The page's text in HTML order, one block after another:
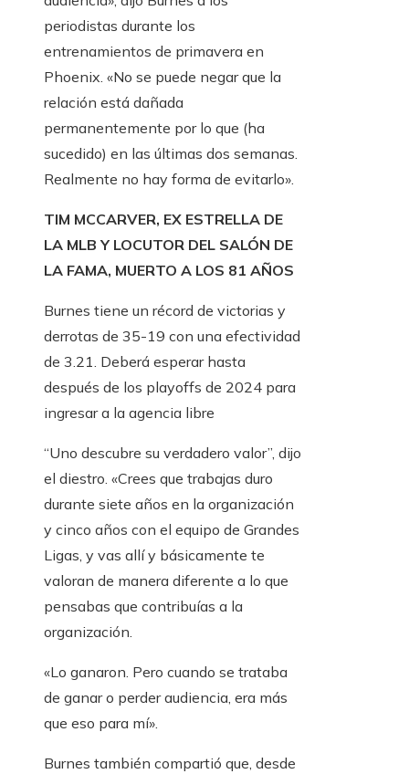
periodistas durante los
entrenamientos de primavera en
Phoenix. «No se puede negar que la
relación está dañada
permanentemente por lo que (ha
sucedido) en las últimas dos semanas.
Realmente no hay forma de evitarlo».
TIM MCCARVER, EX ESTRELLA DE
LA MLB Y LOCUTOR DEL SALÓN DE
LA FAMA, MUERTO A LOS 81 AÑOS
Burnes tiene un récord de victorias y
derrotas de 35-19 con una efectividad
de 3.21. Deberá esperar hasta
después de los playoffs de 2024 para
ingresar a la agencia libre
“Uno descubre su verdadero valor”, dijo
el diestro. «Crees que trabajas duro
durante siete años en la organización
y cinco años con el equipo de Grandes
Ligas, y vas allí y básicamente te
valoran de manera diferente a lo que
pensabas que contribuías a la
organización.
«Lo ganaron. Pero cuando se trataba
de ganar o perder audiencia, era más
que eso para mí».
Burnes también compartió que, desde